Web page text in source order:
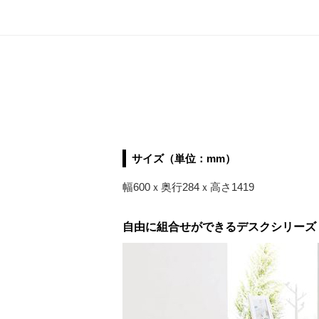
サイズ（単位：mm）
幅600ｘ奥行284ｘ高さ1419
自由に組合せができるデスクシリーズ